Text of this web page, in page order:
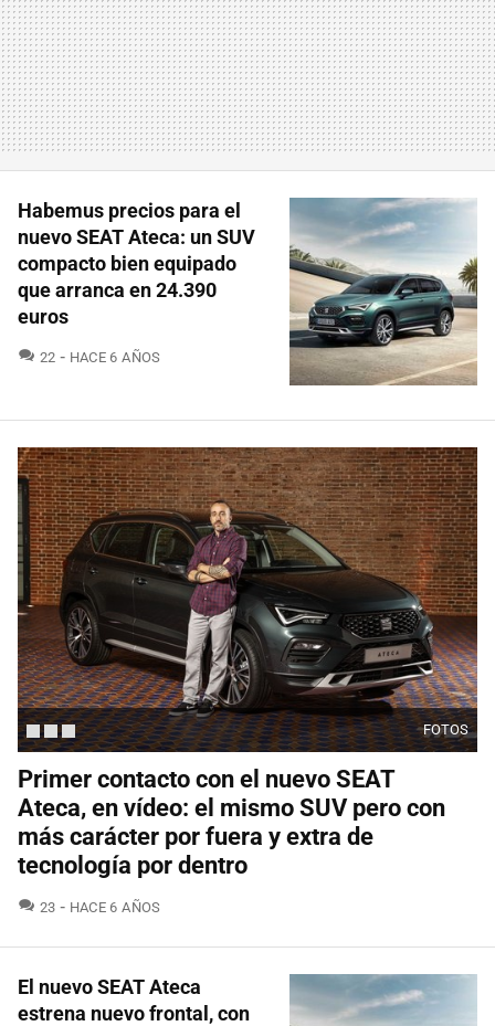
Habemus precios para el
nuevo SEAT Ateca: un SUV
compacto bien equipado
que arranca en 24.390
euros
22 COMENTARIOS
HACE 6 AÑOS
FOTOS
Primer contacto con el nuevo SEAT
Ateca, en vídeo: el mismo SUV pero con
más carácter por fuera y extra de
tecnología por dentro
23 COMENTARIOS
HACE 6 AÑOS
El nuevo SEAT Ateca
estrena nuevo frontal, con